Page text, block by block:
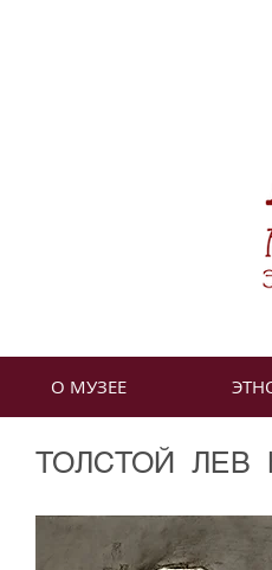
О МУЗЕЕ
ТОЛСТОЙ ЛЕВ